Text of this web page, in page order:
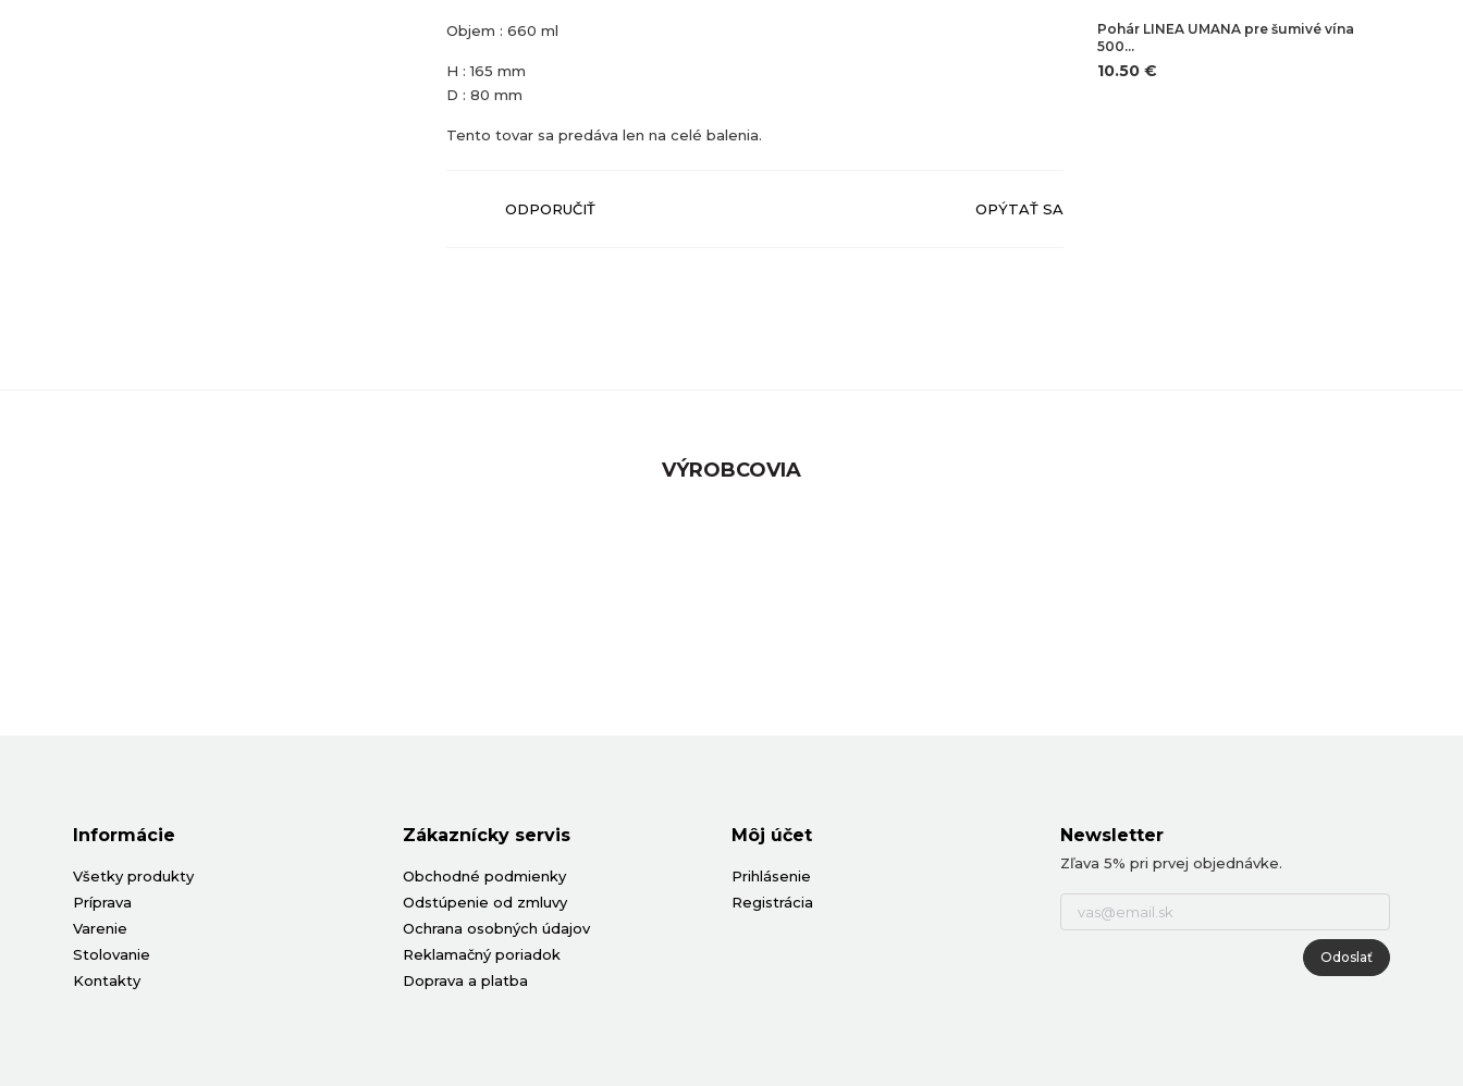
Objem : 660 ml
H : 165 mm
D : 80 mm
Tento tovar sa predáva len na celé balenia.
ODPORUČIŤ OPÝTAŤ SA
Pohár LINEA UMANA pre šumivé vína
500…
10.50 €
VÝROBCOVIA
Informácie
Všetky produkty
Príprava
Varenie
Stolovanie
Kontakty
Zákaznícky servis
Obchodné podmienky
Odstúpenie od zmluvy
Ochrana osobných údajov
Reklamačný poriadok
Doprava a platba
Môj účet
Prihlásenie
Registrácia
Newsletter
Zľava 5% pri prvej objednávke.
Odoslať